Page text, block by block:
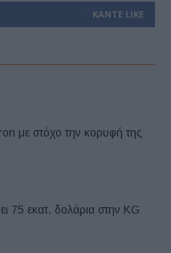
ΚΆΝΤΕ LIKE
με στόχο την κορυφή της
75 εκατ. δολάρια στην KG